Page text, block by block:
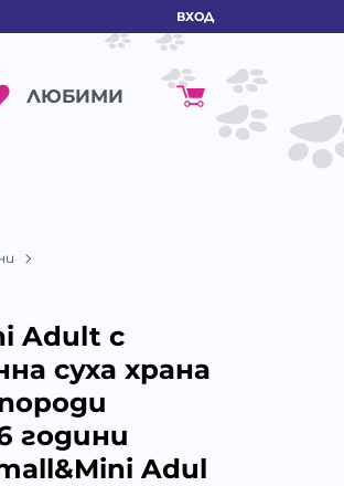
ВХОД
ЛЮБИМИ
Adult с
суха храна
години
Adul